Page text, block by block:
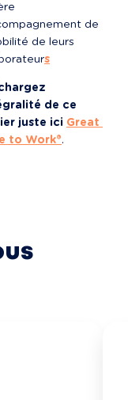
de
de leurs
s
de ce
juste ici Great
to Work®.